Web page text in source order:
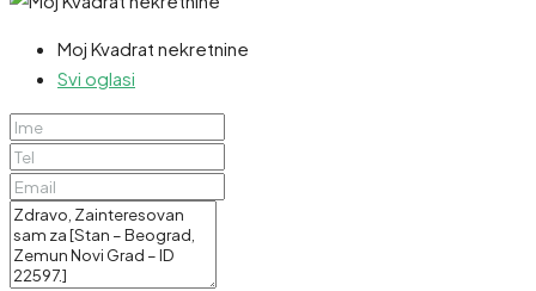
Moj Kvadrat nekretnine
Svi oglasi